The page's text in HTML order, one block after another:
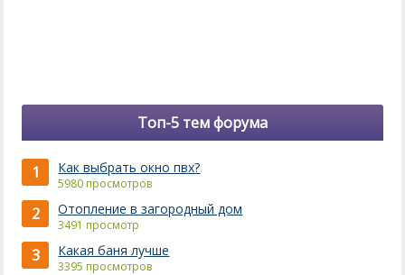
Топ-5 тем форума
1 Как выбрать окно пвх?
5980 просмотров
2 Отопление в загородный дом
3491 просмотр
3 Какая баня лучше
3395 просмотров